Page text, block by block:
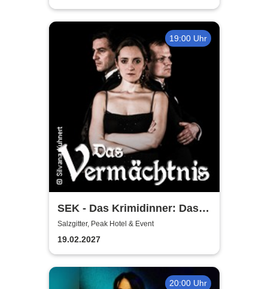
19:00 Uhr
SEK - Das Krimidinner: Das
Vermächtnis
Salzgitter, Peak Hotel & Event
19.02.2027
20:00 Uhr